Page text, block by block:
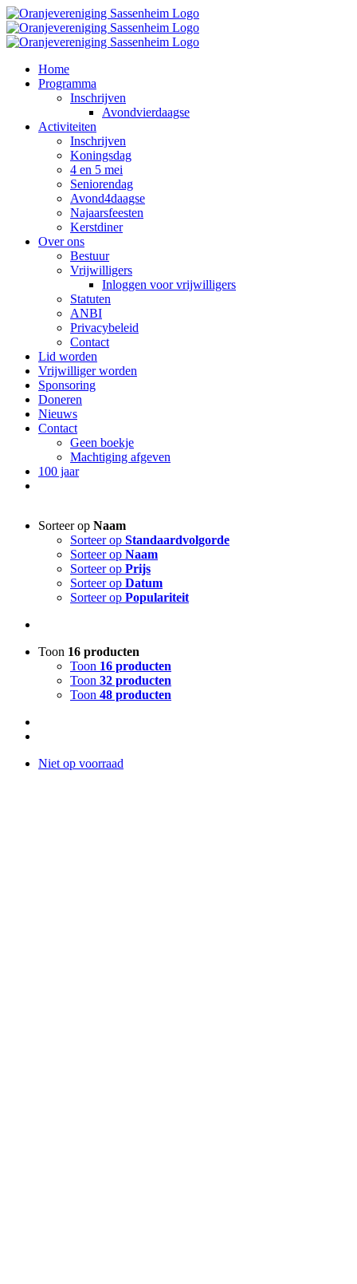
Ga
naar
inhoud
Home
Programma
Inschrijven
Avondvierdaagse
Activiteiten
Inschrijven
Koningsdag
4 en 5 mei
Seniorendag
Avond4daagse
Najaarsfeesten
Kerstdiner
Over ons
Bestuur
Vrijwilligers
Inloggen voor vrijwilligers
Statuten
ANBI
Privacybeleid
Contact
Lid worden
Vrijwilliger worden
Sponsoring
Doneren
Nieuws
Contact
Geen boekje
Machtiging afgeven
100 jaar
Sorteer op Naam
Sorteer op Standaardvolgorde
Sorteer op Naam
Sorteer op Prijs
Sorteer op Datum
Sorteer op Populariteit
Toon 16 producten
Toon 16 producten
Toon 32 producten
Toon 48 producten
Niet op voorraad